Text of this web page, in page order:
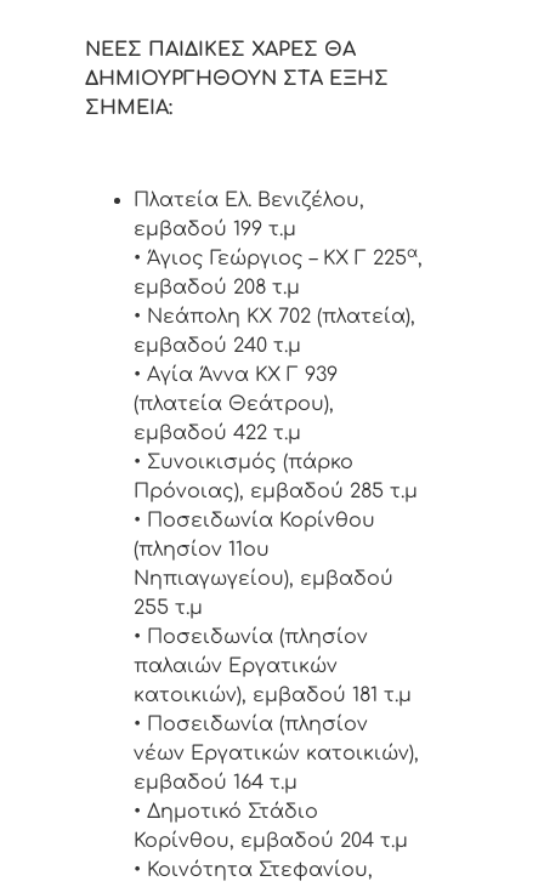
ΝΕΕΣ ΠΑΙΔΙΚΕΣ ΧΑΡΕΣ ΘΑ
ΔΗΜΙΟΥΡΓΗΘΟΥΝ ΣΤΑ ΕΞΗΣ
ΣΗΜΕΙΑ:
Πλατεία Ελ. Βενιζέλου,
εμβαδού 199 τ.μ
• Άγιος Γεώργιος – ΚΧ Γ 225α,
εμβαδού 208 τ.μ
• Νεάπολη ΚΧ 702 (πλατεία),
εμβαδού 240 τ.μ
• Αγία Άννα ΚΧ Γ 939
(πλατεία Θεάτρου),
εμβαδού 422 τ.μ
• Συνοικισμός (πάρκο
Πρόνοιας), εμβαδού 285 τ.μ
• Ποσειδωνία Κορίνθου
(πλησίον 11ου
Νηπιαγωγείου), εμβαδού
255 τ.μ
• Ποσειδωνία (πλησίον
παλαιών Εργατικών
κατοικιών), εμβαδού 181 τ.μ
• Ποσειδωνία (πλησίον
νέων Εργατικών κατοικιών),
εμβαδού 164 τ.μ
• Δημοτικό Στάδιο
Κορίνθου, εμβαδού 204 τ.μ
• Κοινότητα Στεφανίου,